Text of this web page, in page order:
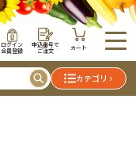
ログイン
会員登録
申込番号で
ご注文 カート
カテゴリ